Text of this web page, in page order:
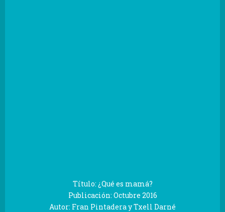
Título: ¿Qué es mamá?
Publicación: Octubre 2016
Autor: Fran Pintadera y Txell Darné